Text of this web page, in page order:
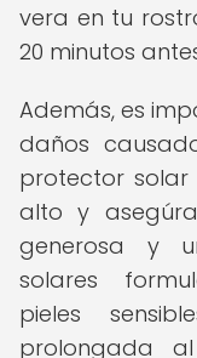
vera en tu
20 minutos
Además, es
daños
protector
alto y
generosa y
solares
pieles
prolongada